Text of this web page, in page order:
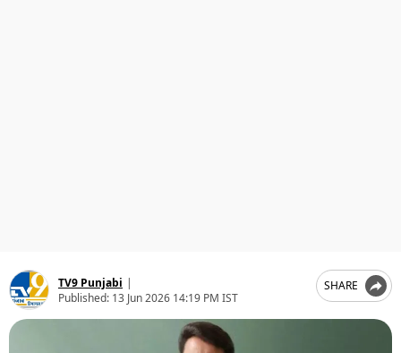
TV9 Punjabi |
Published: 13 Jun 2026 14:19 PM IST
SHARE